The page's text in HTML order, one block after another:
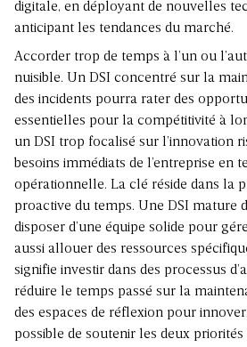
digitale, en déployant de nouvelles
anticipant les tendances du marché.
Accorder trop de temps à l’un ou
nuisible. Un DSI concentré sur la
des incidents pourra rater des
essentielles pour la compétitivité à
un DSI trop focalisé sur l’innovation
besoins immédiats de l’entreprise en
opérationnelle. La clé réside dans la
proactive du temps. Une DSI mature
disposer d’une équipe solide pour
aussi allouer des ressources
signifie investir dans des processus
réduire le temps passé sur la
des espaces de réflexion pour
possible de soutenir les deux priorités